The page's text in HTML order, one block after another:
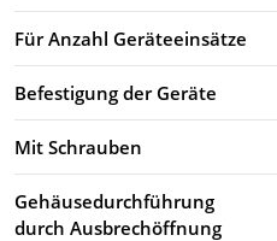
Für Anzahl Geräteeinsätze
Befestigung der Geräte
Mit Schrauben
Gehäusedurchführung
durch Ausbrechöffnung